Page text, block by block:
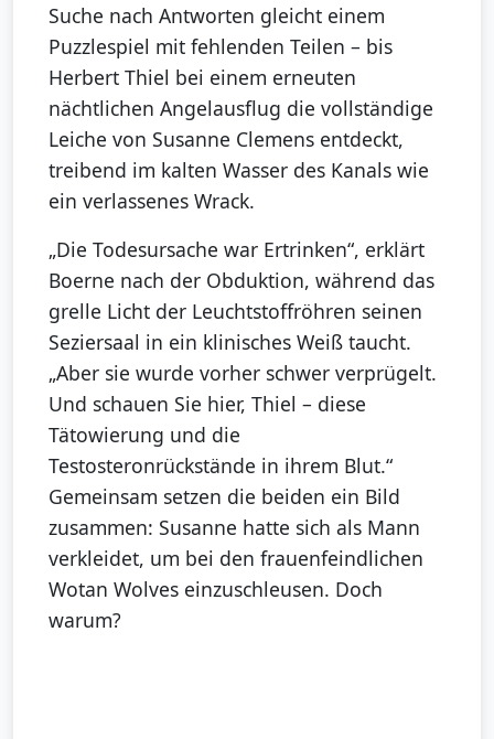
Suche nach Antworten gleicht einem
Puzzlespiel mit fehlenden Teilen – bis
Herbert Thiel bei einem erneuten
nächtlichen Angelausflug die vollständige
Leiche von Susanne Clemens entdeckt,
treibend im kalten Wasser des Kanals wie
ein verlassenes Wrack.
„Die Todesursache war Ertrinken“, erklärt
Boerne nach der Obduktion, während das
grelle Licht der Leuchtstoffröhren seinen
Seziersaal in ein klinisches Weiß taucht.
„Aber sie wurde vorher schwer verprügelt.
Und schauen Sie hier, Thiel – diese
Tätowierung und die
Testosteronrückstände in ihrem Blut.“
Gemeinsam setzen die beiden ein Bild
zusammen: Susanne hatte sich als Mann
verkleidet, um bei den frauenfeindlichen
Wotan Wolves einzuschleusen. Doch
warum?